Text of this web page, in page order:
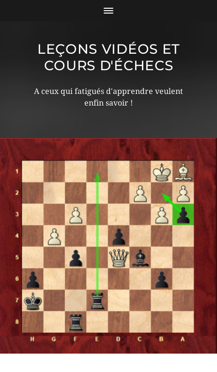
LEÇONS VIDÉOS ET
COURS D'ÉCHECS
A ceux qui fatigués d'apprendre veulent
enfin savoir !